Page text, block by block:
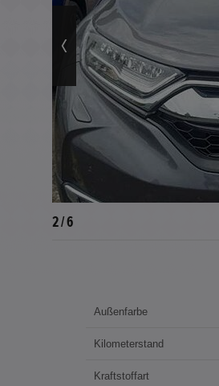
2 / 6
Außenfarbe
Kilometerstand
Kraftstoffart